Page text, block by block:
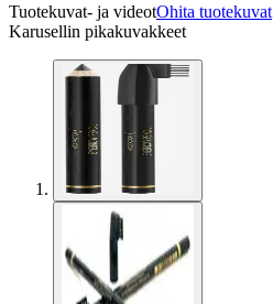
Tuotekuvat- ja videotOhita tuotekuvat
Karusellin pikakuvakkeet